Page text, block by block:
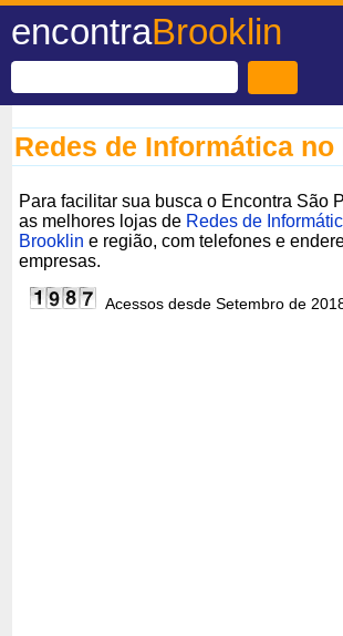
encontraBrooklin
Redes de Informática
Para facilitar sua busca o Encontra São
as melhores lojas de Redes de
Brookline região, com telefones e
empresas.
Acessos desde Setembro de